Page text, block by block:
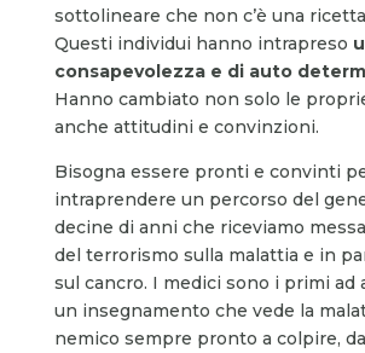
sottolineare che non c’è una
Questi individui hanno intrapreso
consapevolezza e di auto
Hanno cambiato non solo le
anche attitudini e convinzioni.
Bisogna essere pronti e convinti
intraprendere un percorso del
decine di anni che riceviamo
del terrorismo sulla malattia e in
sul cancro. I medici sono i primi ad
un insegnamento che vede la
nemico sempre pronto a colpire,